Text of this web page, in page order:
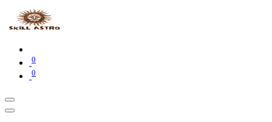
0
0